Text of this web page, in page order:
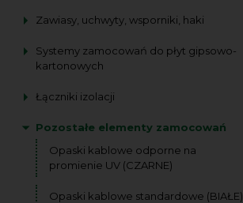
Zawiasy, uchwyty, wsporniki, haki
Systemy zamocowań do płyt gipsowo-
kartonowych
Łączniki izolacji
Pozostałe elementy zamocowań
Opaski kablowe odporne na
promienie UV (CZARNE)
Opaski kablowe standardowe (BIAŁE)